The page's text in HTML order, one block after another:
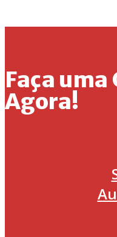
Faça uma
Agora!